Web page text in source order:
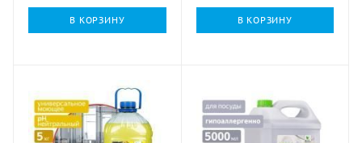
В КОРЗИНУ В КОРЗИНУ